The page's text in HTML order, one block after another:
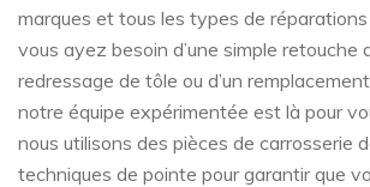
marques et tous les types de
vous ayez besoin d’une simple retouche
redressage de tôle ou d’un
notre équipe expérimentée est là pour
nous utilisons des pièces de carrosserie
techniques de pointe pour garantir que